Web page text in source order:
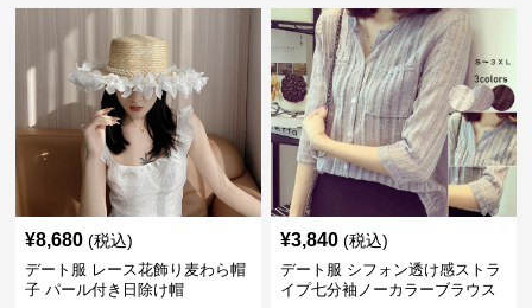
¥8,680 (税込)
デート服 レース花飾り麦わら帽
子 パール付き日除け帽
¥3,840 (税込)
デート服 シフォン透け感ストラ
イプ七分袖ノーカラーブラウス